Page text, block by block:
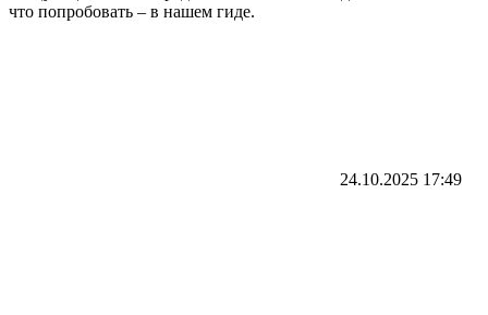
что попробовать – в нашем гиде.
24.10.2025 17:49